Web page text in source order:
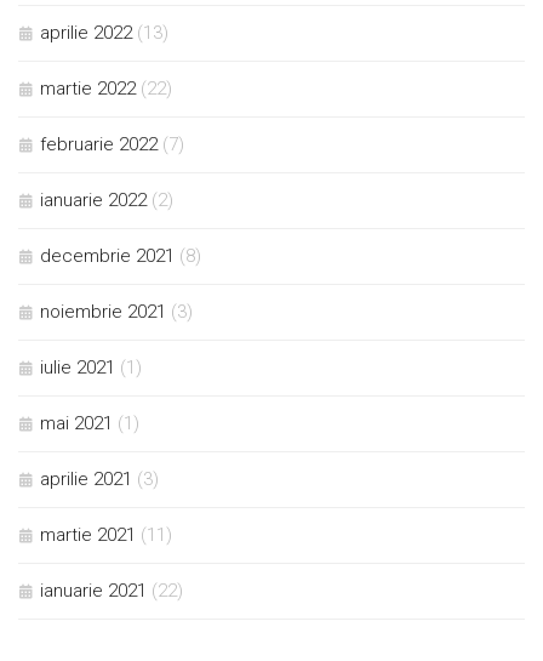
aprilie 2022 (13)
martie 2022 (22)
februarie 2022 (7)
ianuarie 2022 (2)
decembrie 2021 (8)
noiembrie 2021 (3)
iulie 2021 (1)
mai 2021 (1)
aprilie 2021 (3)
martie 2021 (11)
ianuarie 2021 (22)